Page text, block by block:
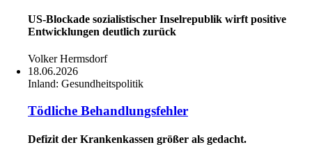
US-Blockade sozialistischer Inselrepublik wirft positive
Entwicklungen deutlich zurück
Volker Hermsdorf
18.06.2026
Inland: Gesundheitspolitik
Tödliche Behandlungsfehler
Defizit der Krankenkassen größer als gedacht.